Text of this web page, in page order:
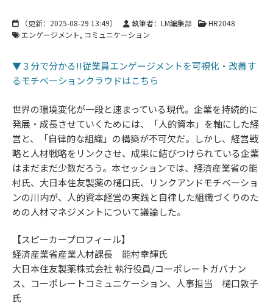
（更新： 2025-08-29 13:49） 執筆者：LM編集部
HR2048
エンゲージメント コミュニケーション
▼３分で分かる!!従業員エンゲージメントを可視化・改善す
るモチベーションクラウドはこちら
世界の環境変化が一段と速まっている現代。企業を持続的に
発展・成長させていくためには、「人的資本」を軸にした経
営と、「自律的な組織」の構築が不可欠だ。しかし、経営戦
略と人材戦略をリンクさせ、成果に結びつけられている企業
はまだまだ少数だろう。本セッションでは、経済産業省の能
村氏、大日本住友製薬の樋口氏、リンクアンドモチベーショ
ンの川内が、人的資本経営の実践と自律した組織づくりのた
めの人材マネジメントについて議論した。
【スピーカープロフィール】
経済産業省産業人材課長 能村幸輝氏
大日本住友製薬株式会社 執行役員/コーポレートガバナン
ス、コーポレートコミュニケーション、人事担当 樋口敦子
氏